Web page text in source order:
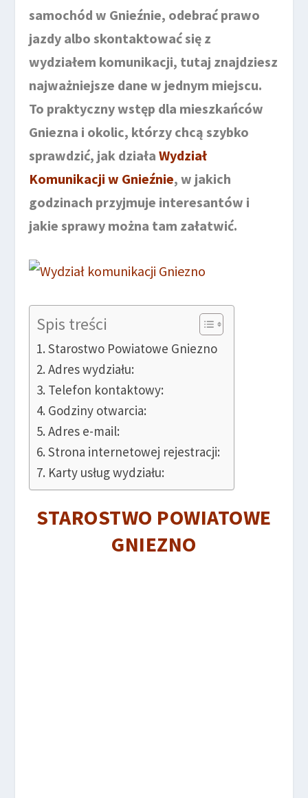
samochód w Gnieźnie, odebrać prawo
jazdy albo skontaktować się z
wydziałem komunikacji, tutaj znajdziesz
najważniejsze dane w jednym miejscu.
To praktyczny wstęp dla mieszkańców
Gniezna i okolic, którzy chcą szybko
sprawdzić, jak działaWydział
Komunikacji w Gnieźnie, w jakich
godzinach przyjmuje interesantów i
jakie sprawy można tam załatwić.
Spis treści
Starostwo Powiatowe Gniezno
Adres wydziału:
Telefon kontaktowy:
Godziny otwarcia:
Adres e-mail:
Strona internetowej rejestracji:
Karty usług wydziału:
STAROSTWO POWIATOWE
GNIEZNO